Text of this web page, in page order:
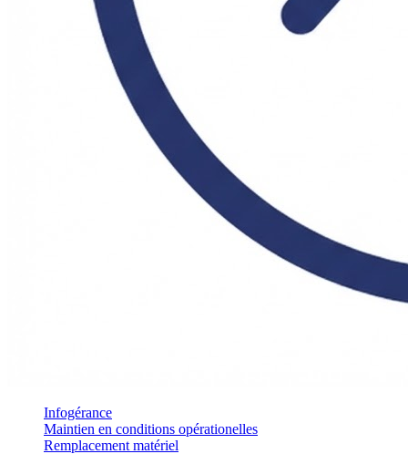
Infogérance
Maintien en conditions opérationelles
Remplacement matériel